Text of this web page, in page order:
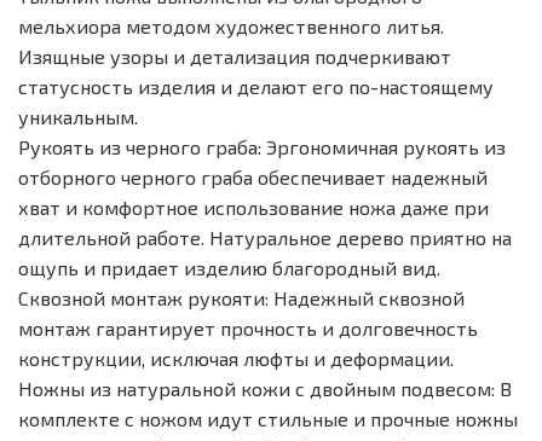
мельхиора методом художественного литья.
Изящные узоры и детализация подчеркивают
статусность изделия и делают его по-настоящему
уникальным.
Рукоять из черного граба: Эргономичная рукоять из
отборного черного граба обеспечивает надежный
хват и комфортное использование ножа даже при
длительной работе. Натуральное дерево приятно на
ощупь и придает изделию благородный вид.
Сквозной монтаж рукояти: Надежный сквозной
монтаж гарантирует прочность и долговечность
конструкции, исключая люфты и деформации.
Ножны из натуральной кожи с двойным подвесом: В
комплекте с ножом идут стильные и прочные ножны